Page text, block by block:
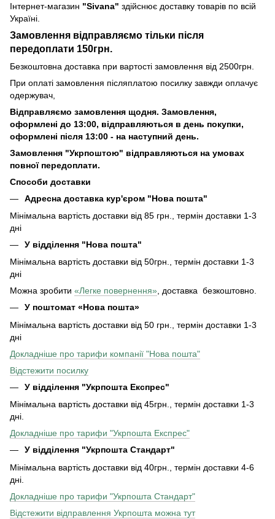
Інтернет-магазин "Sivana" здійснює доставку товарів по всій
Україні.
Замовлення відправляємо тільки після
передоплати 150грн.
Безкоштовна доставка при вартості замовлення від 2500грн.
При оплаті замовлення післяплатою посилку завжди оплачує
одержувач,
Відправляємо замовлення щодня. Замовлення,
оформлені до 13:00, відправляються в день покупки,
оформлені після 13:00 - на наступний день.
Замовлення "Укрпоштою" відправляються на умовах
повної передоплати.
Способи доставки
Адресна доставка кур'єром "Нова пошта"
Мінімальна вартість доставки від 85 грн., термін доставки 1-3
дні
У відділення "Нова пошта"
Мінімальна вартість доставки від 50грн., термін доставки 1-3
дні
Можна зробити «Легке повернення», доставка безкоштовно.
У поштомат «Нова пошта»
Мінімальна вартість доставки від 50 грн., термін доставки 1-3
дні
Докладніше про тарифи компанії "Нова пошта"
Відстежити посилку
У відділення "Укрпошта Експрес"
Мінімальна вартість доставки від 45грн., термін доставки 1-3
дні.
Докладніше про тарифи "Укрпошта Експрес"
У відділення "Укрпошта Стандарт"
Мінімальна вартість доставки від 40грн., термін доставки 4-6
дні.
Докладніше про тарифи "Укрпошта Стандарт"
Відстежити відправлення Укрпошта можна тут